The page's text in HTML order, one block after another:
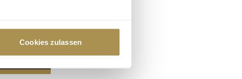
Ihre Präferenzen im
Cookies zulassen